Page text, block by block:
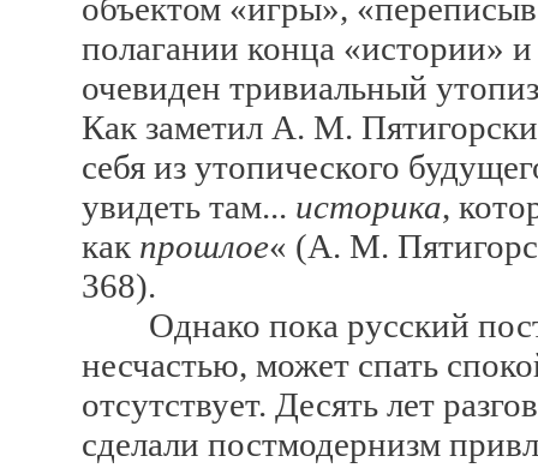
объектом «игры»,
полагании конца «истории»
очевиден тривиальный
Как заметил А. М.
себя из утопического
увидеть там... историка,
как прошлое« (А. М.
368).
Однако пока русский
несчастью, может спать
отсутствует. Десять лет
сделали постмодернизм